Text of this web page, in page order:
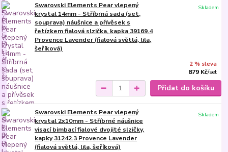
Swarovski Elements Pear vlepený
krystal 14mm - Stříbrná sada (set,
souprava) náušnice a přívěsek s
řetízkem fialová slzička, kapka 39169.4
Provence Lavender (fialová světlá, lila,
šeříková)
2 % sleva
879 Kč/set
Skladem
Přidat do košíku
Swarovski Elements Pear vlepený
krystal 2x10mm - Stříbrné náušnice
visací bimbací fialové dvojité slzičky,
kapky 31242.3 Provence Lavender
(fialová světlá, lila, šeříková)
Skladem